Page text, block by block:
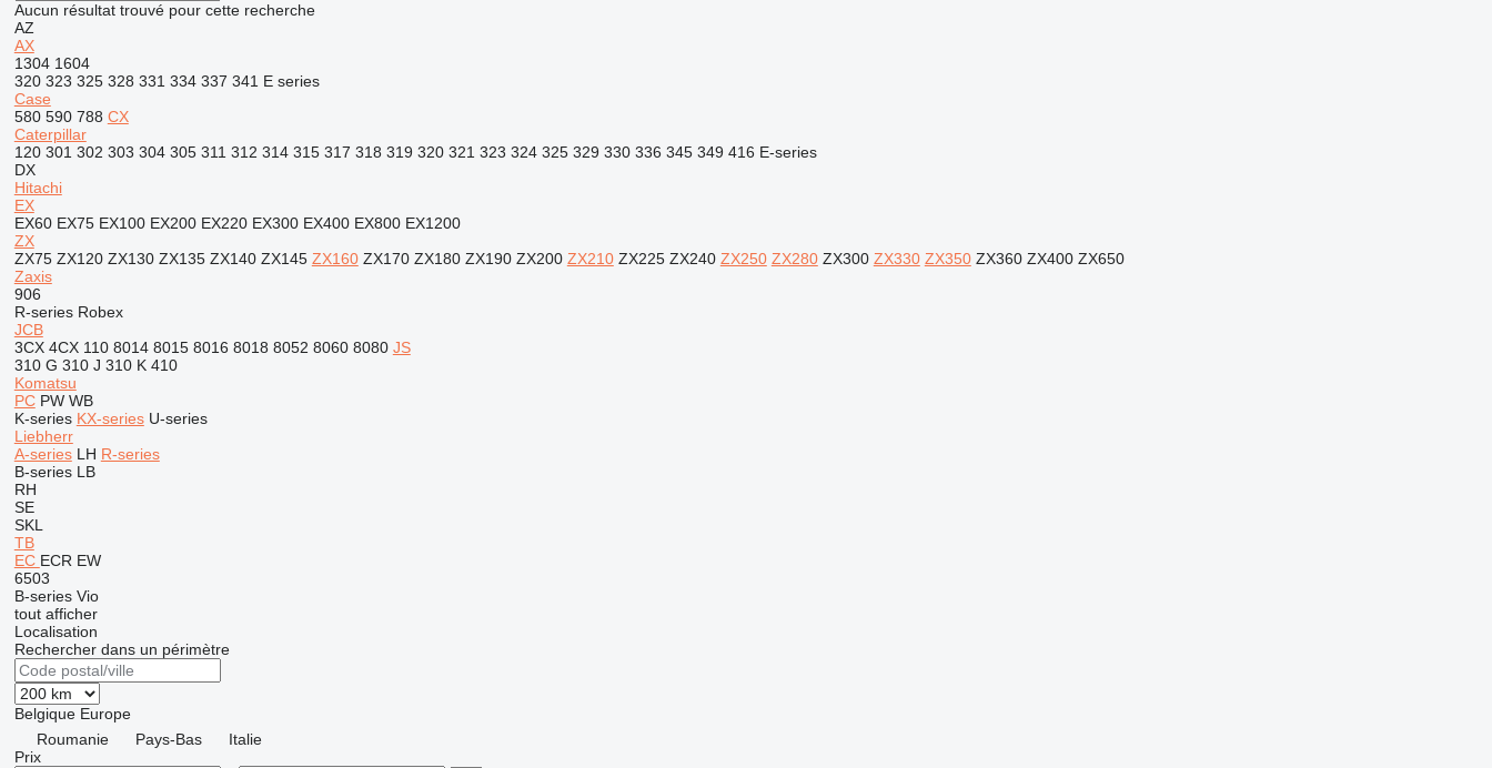
Aucun résultat trouvé pour cette recherche
AZ
AX
1304 1604
320 323 325 328 331 334 337 341 E series
Case
580 590 788 CX
Caterpillar
120 301 302 303 304 305 311 312 314 315 317 318 319 320 321 323 324 325 329 330 336 345 349 416 E-series
DX
Hitachi
EX
EX60 EX75 EX100 EX200 EX220 EX300 EX400 EX800 EX1200
ZX
ZX75 ZX120 ZX130 ZX135 ZX140 ZX145 ZX160 ZX170 ZX180 ZX190 ZX200 ZX210 ZX225 ZX240 ZX250 ZX280 ZX300 ZX330 ZX350 ZX360 ZX400 ZX650
Zaxis
906
R-series Robex
JCB
3CX 4CX 110 8014 8015 8016 8018 8052 8060 8080 JS
310 G 310 J 310 K 410
Komatsu
PC PW WB
K-series KX-series U-series
Liebherr
A-series LH R-series
B-series LB
RH
SE
SKL
TB
EC ECR EW
6503
B-series Vio
tout afficher
Localisation
Rechercher dans un périmètre
Belgique Europe
Roumanie
Pays-Bas
Italie
Prix